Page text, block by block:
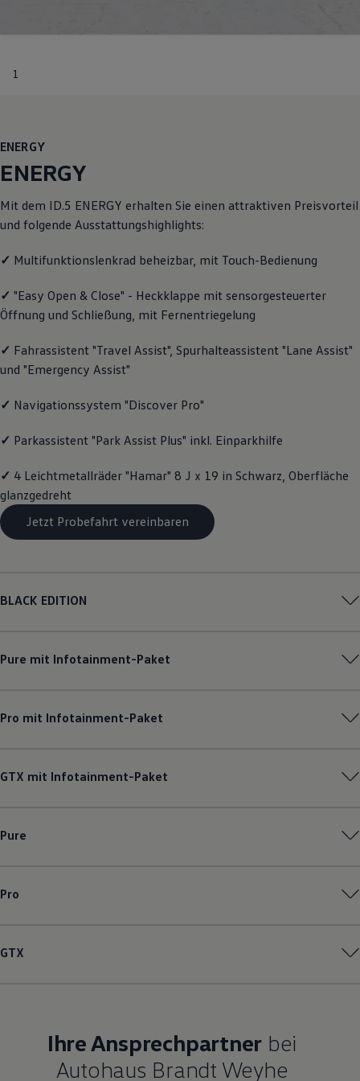
Digitale Extras
Dienste für Ihr Modell finden
Volkswagen Apps, Login und Shop
Handy und Fahrzeug verbinden
Über Ihr Auto
Kundeninformationen
Volkswagen Kundenbetreuung
Warn- und Kontrollleuchten
Digitale Betriebsanleitung
Live Beratung
Magazin
Transport
Elektromobilität
Volkswagen R
Volkswagen Kundenbetreuung
1
ENERGY
ENERGY
Mit dem ID.5 ENERGY erhalten Sie einen attraktiven Preisvorteil
und folgende Ausstattungshighlights:
✓ Multifunktionslenkrad beheizbar, mit Touch-Bedienung
✓ "Easy Open & Close" - Heckklappe mit sensorgesteuerter
Öffnung und Schließung, mit Fernentriegelung
✓ Fahrassistent "Travel Assist", Spurhalteassistent "Lane Assist"
und "Emergency Assist"
✓ Navigationssystem "Discover Pro"
✓ Parkassistent "Park Assist Plus" inkl. Einparkhilfe
✓ 4 Leichtmetallräder "Hamar" 8 J x 19 in Schwarz, Oberfläche
glanzgedreht
Jetzt Probefahrt vereinbaren
BLACK EDITION
Pure mit Infotainment-Paket
Pro mit Infotainment-Paket
GTX mit Infotainment-Paket
Pure
Pro
GTX
Ihre Ansprechpartner bei
Autohaus Brandt Weyhe